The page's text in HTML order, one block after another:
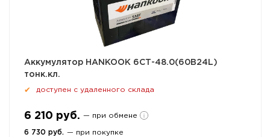
Аккумулятор HANKOOK 6СТ-48.0(60B24L)
тонк.кл.
✔ доступен с удаленного склада
6 210 руб. — при обмене
6 730 руб. — при покупке